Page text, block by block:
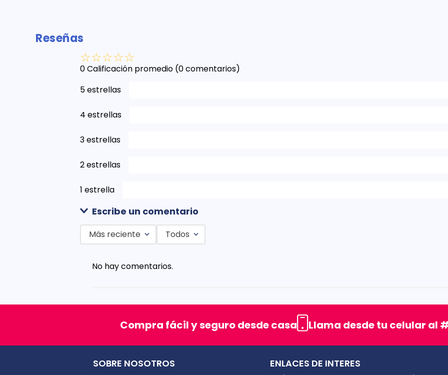
Reseñas
☆☆☆☆☆
0 Calificación promedio (0 comentarios)
5 estrellas
4 estrellas
3 estrellas
2 estrellas
1 estrella
Escribe un comentario
Título
★★★★
Tu nombre
Más reciente Todos
No hay comentarios.
Compra fácil y seguro desde casa Llama desde tu celular al
SOBRE NOSOTROS ENLACES DE INTERES